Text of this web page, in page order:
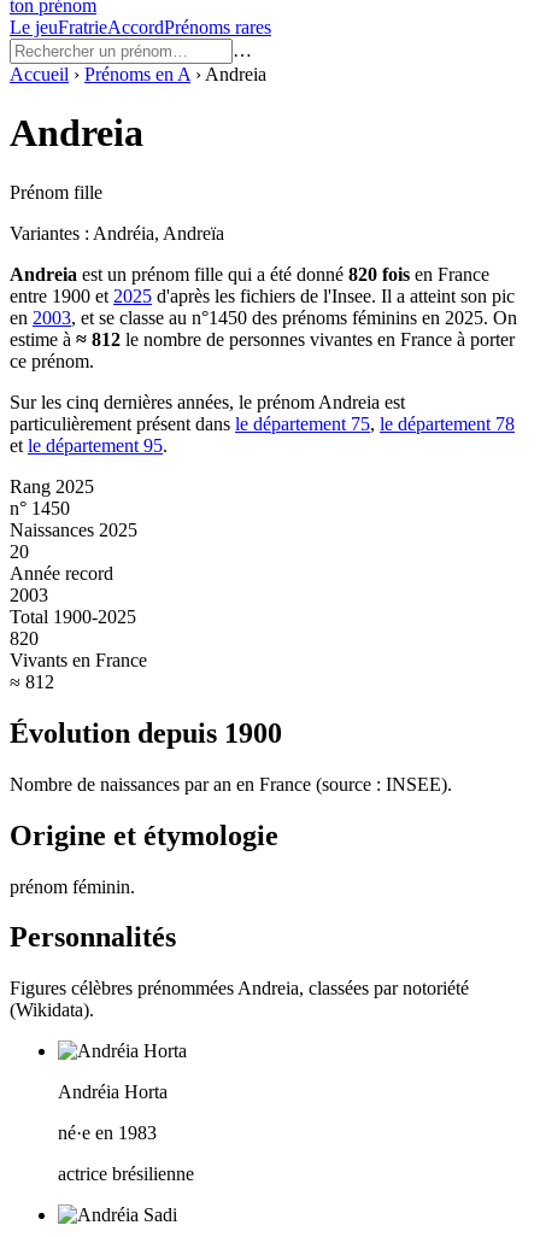
ton prénom
Le jeuFratrieAccordPrénoms rares
…
Accueil › Prénoms en A › Andreia
Andreia
Prénom fille
Variantes : Andréia, Andreïa
Andreia est un prénom fille qui a été donné 820 fois en France
entre 1900 et 2025 d'après les fichiers de l'Insee. Il a atteint son pic
en 2003, et se classe au n°1450 des prénoms féminins en 2025. On
estime à ≈ 812 le nombre de personnes vivantes en France à porter
ce prénom.
Sur les cinq dernières années, le prénom Andreia est
particulièrement présent dans le département 75, le département 78
et le département 95.
Rang 2025
n° 1450
Naissances 2025
20
Année record
2003
Total 1900-2025
820
Vivants en France
≈ 812
Évolution depuis 1900
Nombre de naissances par an en France (source : INSEE).
Origine et étymologie
prénom féminin.
Personnalités
Figures célèbres prénommées Andreia, classées par notoriété
(Wikidata).
Andréia Horta
né·e en 1983
actrice brésilienne